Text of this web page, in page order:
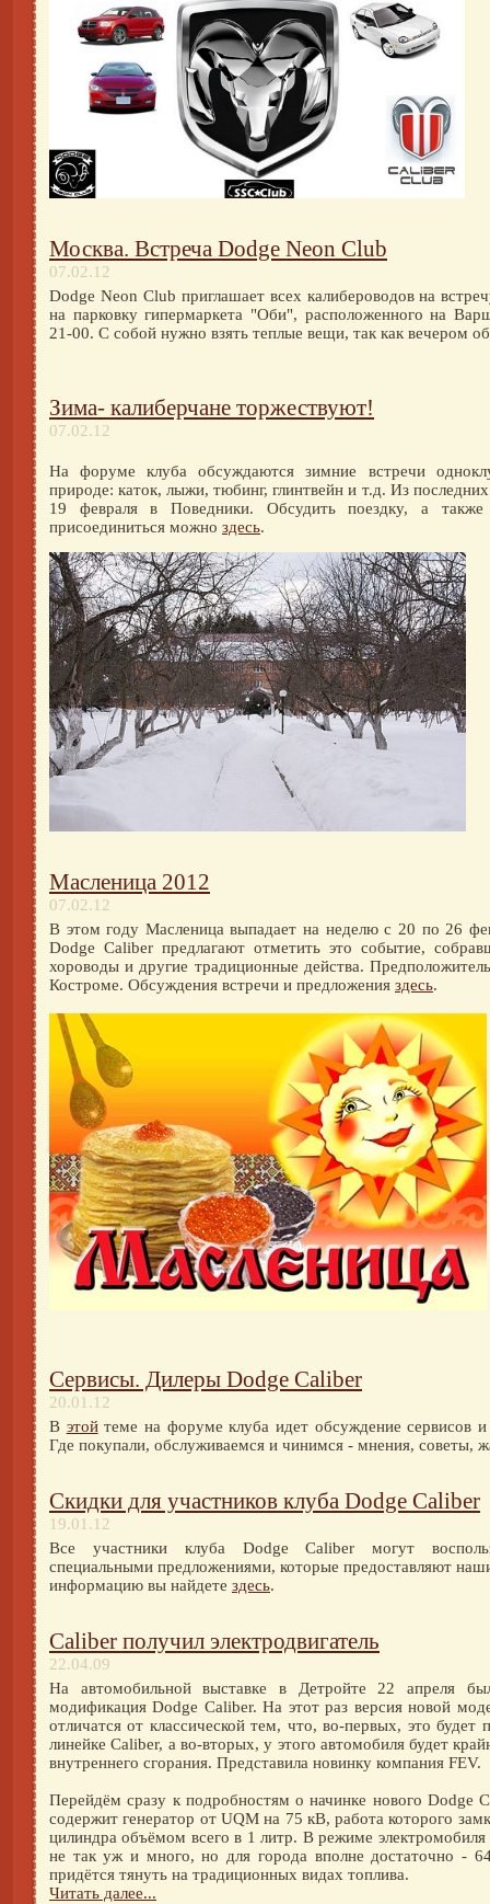
Москва. Встреча Dodge Neon Club
07.02.12
Dodge Neon Club приглашает всех калибероводов на
на парковку гипермаркета "Оби", расположенного на
21-00. С собой нужно взять теплые вещи, так как вечером
Зима- калиберчане торжествуют!
07.02.12
На форуме клуба обсуждаются зимние встречи
природе: каток, лыжи, тюбинг, глинтвейн и т.д. Из
19 февраля в Поведники. Обсудить поездку, а
присоединиться можно здесь.
Масленица 2012
07.02.12
В этом году Масленица выпадает на неделю с 20 по 26
Dodge Caliber предлагают отметить это событие,
хороводы и другие традиционные действа.
Костроме. Обсуждения встречи и предложения здесь.
Сервисы. Дилеры Dodge Caliber
20.01.12
В этойтеме на форуме клуба идет обсуждение сервисов
Где покупали, обслуживаемся и чинимся - мнения, советы,
Скидки для участников клуба Dodge Caliber
19.01.12
Все участники клуба Dodge Caliber могут
специальными предложениями, которые предоставляют
информацию вы найдете здесь.
Caliber получил электродвигатель
22.04.09
На автомобильной выставке в Детройте 22 апреля
модификация Dodge Caliber. На этот раз версия новой
отличатся от классической тем, что, во-первых, это будет
линейке Caliber, а во-вторых, у этого автомобиля будет
внутреннего сгорания. Представила новинку компания FEV.
Перейдём сразу к подробностям о начинке нового Dodge
содержит генератор от UQM на 75 кВ, работа которого
цилиндра объёмом всего в 1 литр. В режиме
не так уж и много, но для города вполне достаточно -
придётся тянуть на традиционных видах топлива.
Читать далее...